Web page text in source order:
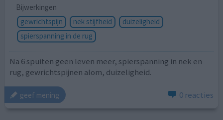
Bijwerkingen
gewrichtspijn
nek stijfheid
duizeligheid
spierspanning in de rug
Na 6 spuiten geen leven meer, spierspanning in nek en
rug, gewrichtspijnen alom, duizeligheid.
geef mening 0 reacties